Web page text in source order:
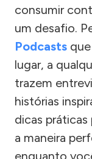
consumir
um desafio.
Podcasts
lugar, a
trazem
histórias
dicas práticas
a maneira
enquanto